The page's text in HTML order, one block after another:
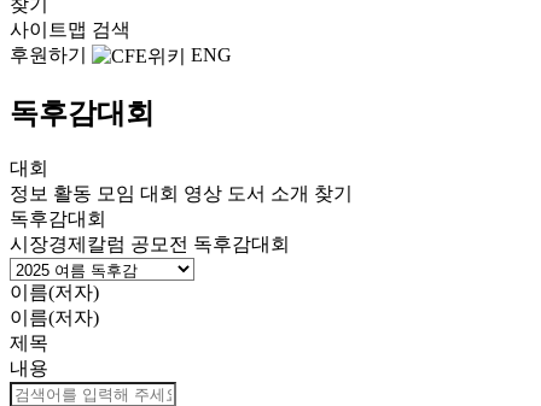
찾기
사이트맵 검색
후원하기
ENG
독후감대회
대회
정보 활동 모임 대회 영상 도서 소개 찾기
독후감대회
시장경제칼럼 공모전 독후감대회
이름(저자)
이름(저자)
제목
내용